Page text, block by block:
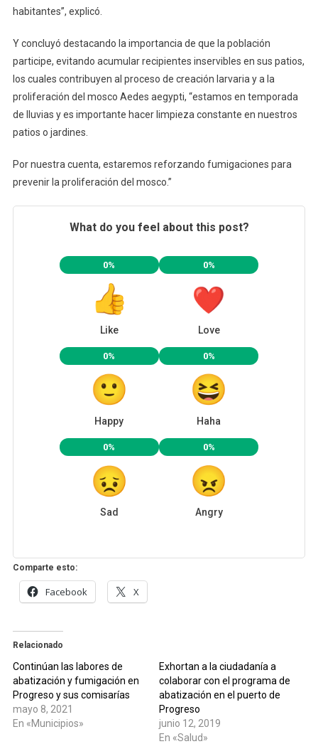
habitantes”, explicó.
Y concluyó destacando la importancia de que la población
participe, evitando acumular recipientes inservibles en sus patios,
los cuales contribuyen al proceso de creación larvaria y a la
proliferación del mosco Aedes aegypti, “estamos en temporada
de lluvias y es importante hacer limpieza constante en nuestros
patios o jardines.
Por nuestra cuenta, estaremos reforzando fumigaciones para
prevenir la proliferación del mosco.”
What do you feel about this post?
0%
Like
0%
Love
0%
Happy
0%
Haha
0%
Sad
0%
Angry
Comparte esto:
Facebook X
Relacionado
Continúan las labores de
abatización y fumigación en
Progreso y sus comisarías
mayo 8, 2021
En «Municipios»
Exhortan a la ciudadanía a
colaborar con el programa de
abatización en el puerto de
Progreso
junio 12, 2019
En «Salud»